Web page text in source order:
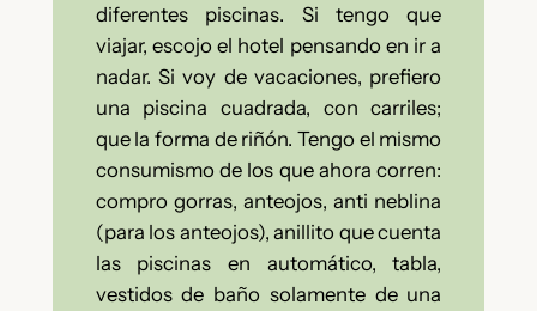
diferentes piscinas. Si tengo que
viajar, escojo el hotel pensando en ir a
nadar. Si voy de vacaciones, prefiero
una piscina cuadrada, con carriles;
que la forma de riñón. Tengo el mismo
consumismo de los que ahora corren:
compro gorras, anteojos, anti neblina
(para los anteojos), anillito que cuenta
las piscinas en automático, tabla,
vestidos de baño solamente de una